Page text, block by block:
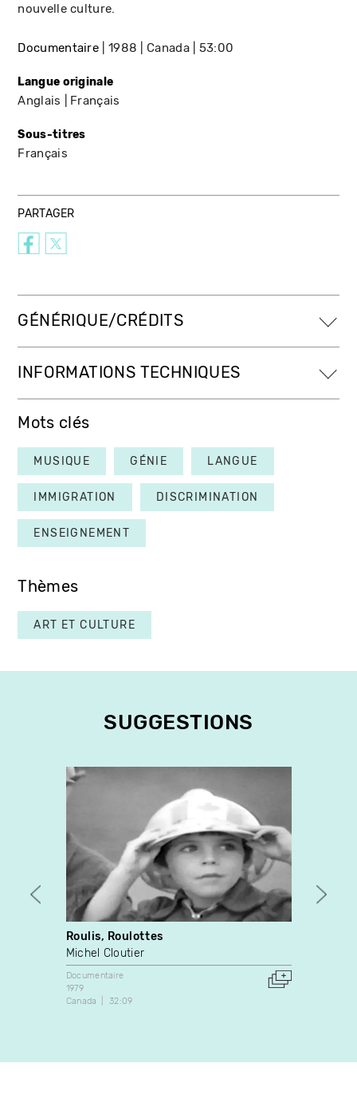
nouvelle culture.
Documentaire 1988 Canada 53:00
Langue originale
Anglais Français
Sous-titres
Français
PARTAGER
GÉNÉRIQUE/CRÉDITS
INFORMATIONS TECHNIQUES
Mots clés
MUSIQUE GÉNIE LANGUE
IMMIGRATION DISCRIMINATION
ENSEIGNEMENT
Thèmes
ART ET CULTURE
SUGGESTIONS
Roulis, Roulottes
Michel Cloutier
Documentaire
1979
Canada
32:09